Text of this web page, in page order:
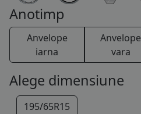
TRAVELLER
Anotimp
Anvelope
iarna
Anvelope
vara
Alege dimensiune
195/65R15